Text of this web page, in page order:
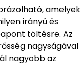
amelyek
irányú és
töltésre. Az
nagyságával
nagyobb az